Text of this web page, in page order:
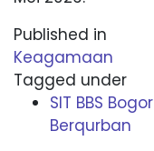
Published in
Keagamaan
Tagged under
SIT BBS Bogor
Berqurban